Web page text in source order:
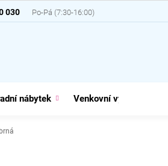
030
nábytek Venkovní vybavení